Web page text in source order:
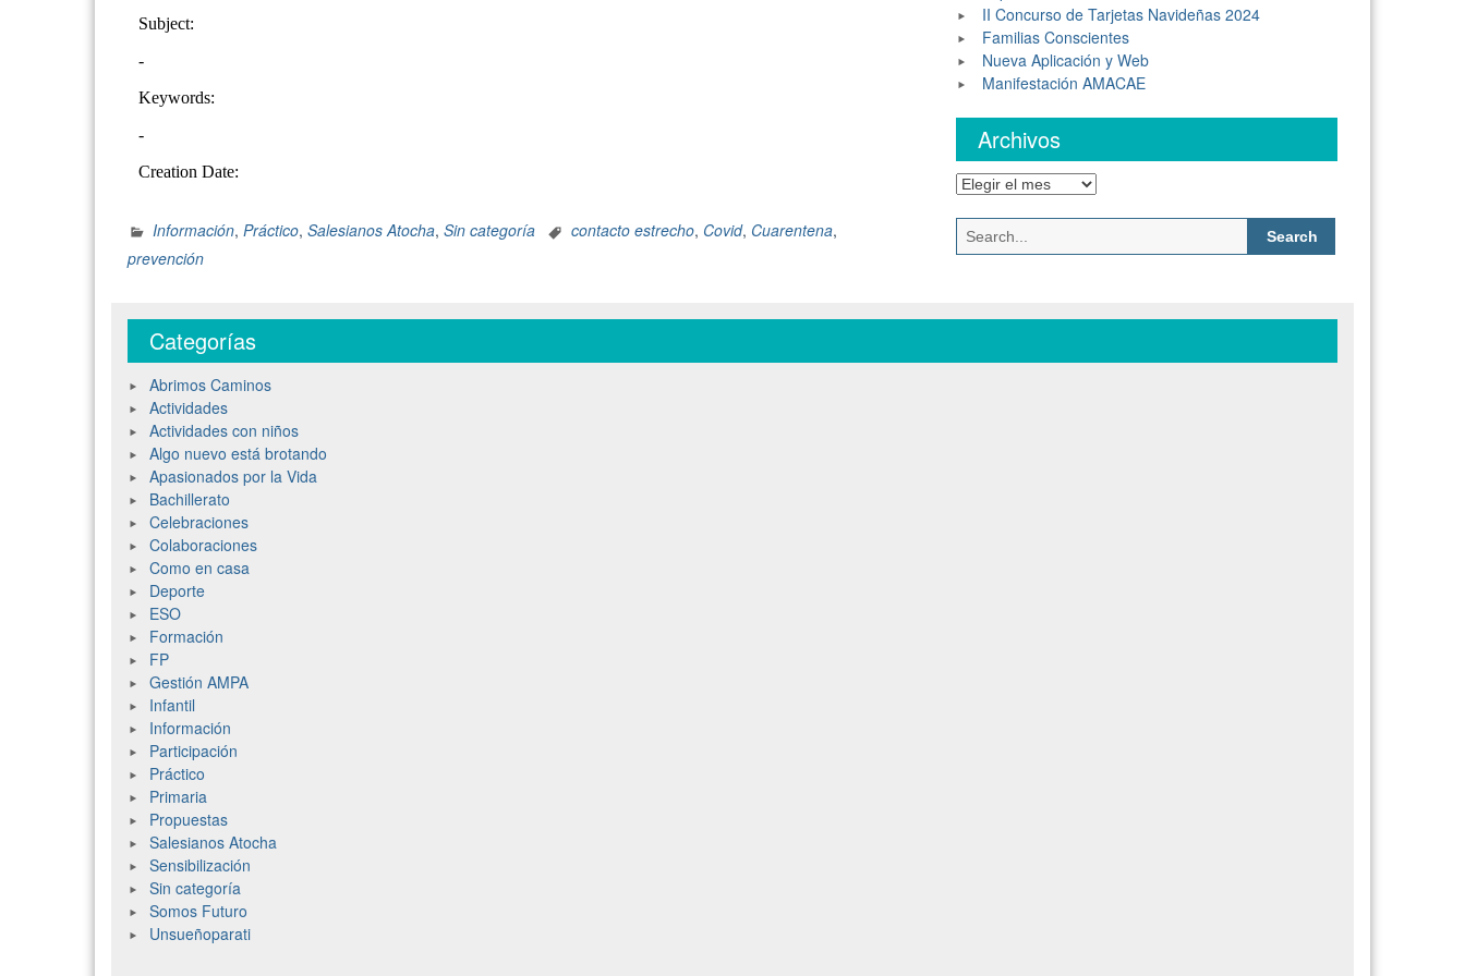
Información, Práctico, Salesianos Atocha, Sin categoría contacto estrecho, Covid, Cuarentena,
prevención
II Concurso de Tarjetas Navideñas 2024
Familias Conscientes
Nueva Aplicación y Web
Manifestación AMACAE
Archivos
Categorías
Abrimos Caminos
Actividades
Actividades con niños
Algo nuevo está brotando
Apasionados por la Vida
Bachillerato
Celebraciones
Colaboraciones
Como en casa
Deporte
ESO
Formación
FP
Gestión AMPA
Infantil
Información
Participación
Práctico
Primaria
Propuestas
Salesianos Atocha
Sensibilización
Sin categoría
Somos Futuro
Unsueñoparati